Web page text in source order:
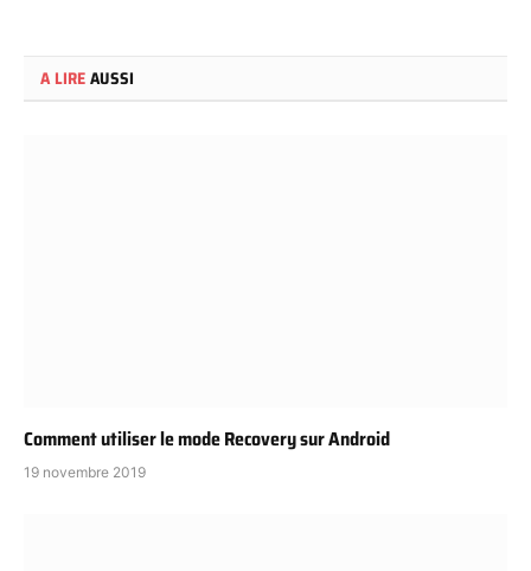
A LIREAUSSI
Comment utiliser le mode Recovery sur Android
19 novembre 2019